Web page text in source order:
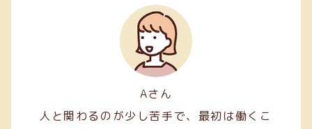
Aさん
人と関わるのが少し苦手で、最初は働くこ